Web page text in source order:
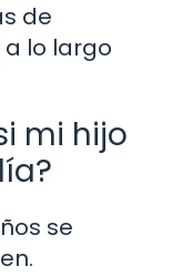
de
lo largo
mi hijo
se